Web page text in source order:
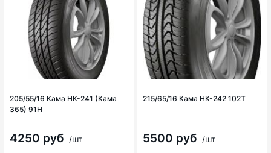
205/55/16 Кама НК-241 (Кама
365) 91H
4250 руб /шт
215/65/16 Кама НК-242 102Т
5500 руб /шт